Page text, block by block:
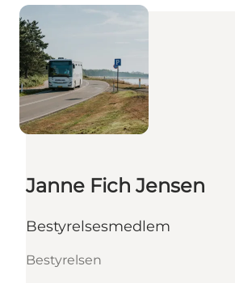
Janne Fich Jensen
Bestyrelsesmedlem
Bestyrelsen